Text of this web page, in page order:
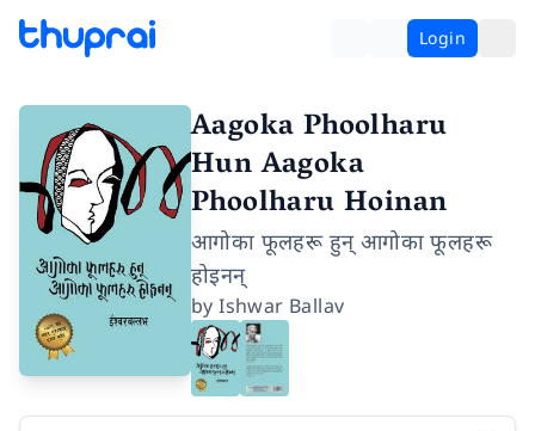
Login
Aagoka Phoolharu
Hun Aagoka
Phoolharu Hoinan
आगोका फूलहरू हुन् आगोका फूलहरू
होइनन्
byIshwar Ballav